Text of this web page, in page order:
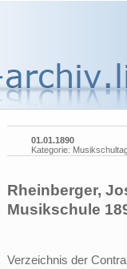
01.01.1890
Kategorie:
Rheinberger,
Musikschule
Verzeichnis der